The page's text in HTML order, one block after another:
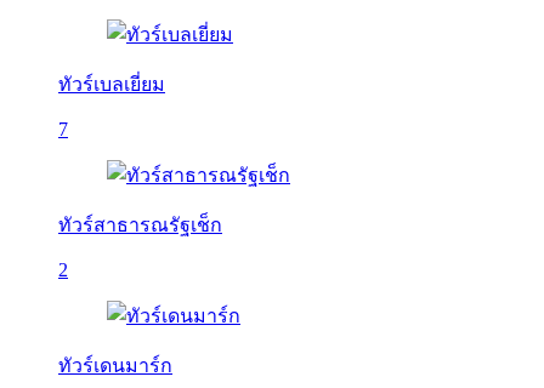
ทัวร์เบลเยี่ยม
7
ทัวร์สาธารณรัฐเช็ก
2
ทัวร์เดนมาร์ก